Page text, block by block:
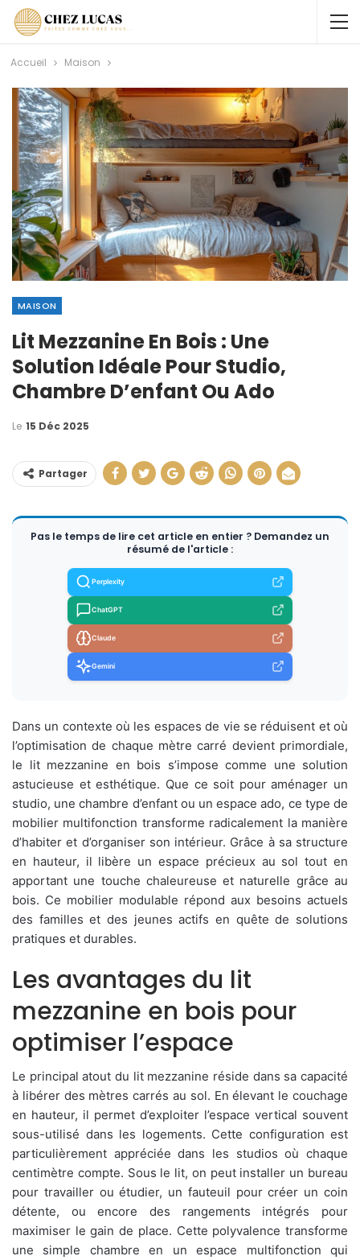
Accueil Maison
MAISON
Lit Mezzanine En Bois : Une
Solution Idéale Pour Studio,
Chambre D’enfant Ou Ado
Le 15 Déc 2025
Partager
Pas le temps de lire cet article en entier ? Demandez un
résumé de l'article :
Perplexity
ChatGPT
Claude
Gemini
Dans un contexte où les espaces de vie se réduisent et où
l’optimisation de chaque mètre carré devient primordiale,
le lit mezzanine en bois s’impose comme une solution
astucieuse et esthétique. Que ce soit pour aménager un
studio, une chambre d’enfant ou un espace ado, ce type de
mobilier multifonction transforme radicalement la manière
d’habiter et d’organiser son intérieur. Grâce à sa structure
en hauteur, il libère un espace précieux au sol tout en
apportant une touche chaleureuse et naturelle grâce au
bois. Ce mobilier modulable répond aux besoins actuels
des familles et des jeunes actifs en quête de solutions
pratiques et durables.
Les avantages du lit
mezzanine en bois pour
optimiser l’espace
Le principal atout du lit mezzanine réside dans sa capacité
à libérer des mètres carrés au sol. En élevant le couchage
en hauteur, il permet d’exploiter l’espace vertical souvent
sous-utilisé dans les logements. Cette configuration est
particulièrement appréciée dans les studios où chaque
centimètre compte. Sous le lit, on peut installer un bureau
pour travailler ou étudier, un fauteuil pour créer un coin
détente, ou encore des rangements intégrés pour
maximiser le gain de place. Cette polyvalence transforme
une simple chambre en un espace multifonction qui